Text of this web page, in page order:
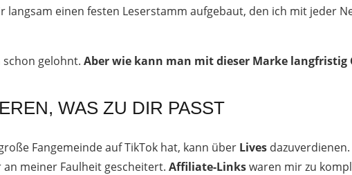
langsam einen festen Leserstamm aufgebaut, den ich mit jeder
schon gelohnt.Aber wie kann man mit dieser Marke langfristig
WAS ZU DIR PASST
Fangemeinde auf TikTok hat, kann über Lives
an meiner Faulheit gescheitert.Affiliate-Linkswaren mir zu